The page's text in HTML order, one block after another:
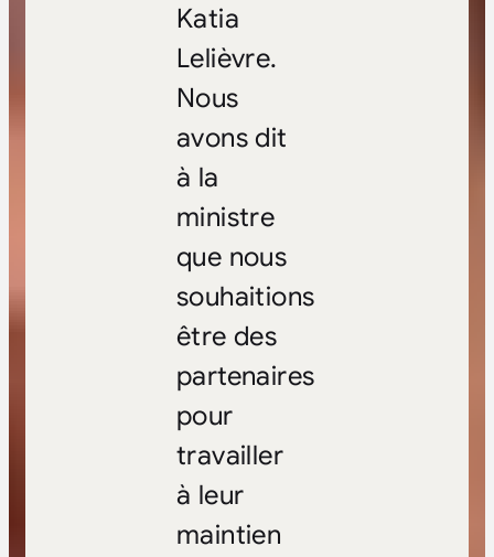
Katia
Lelièvre.
Nous
avons dit
à la
ministre
que nous
souhaitions
être des
partenaires
pour
travailler
à leur
maintien